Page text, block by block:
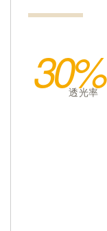
30%
透光率